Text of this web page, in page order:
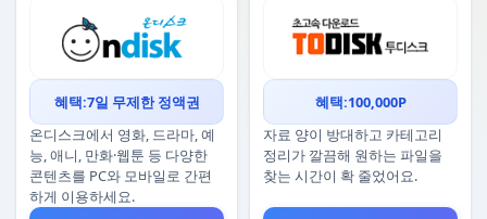
혜택:7일 무제한 정액권
온디스크에서 영화, 드라마, 예
능, 애니, 만화·웹툰 등 다양한
콘텐츠를 PC와 모바일로 간편
하게 이용하세요.
혜택:100,000P
자료 양이 방대하고 카테고리
정리가 깔끔해 원하는 파일을
찾는 시간이 확 줄었어요.